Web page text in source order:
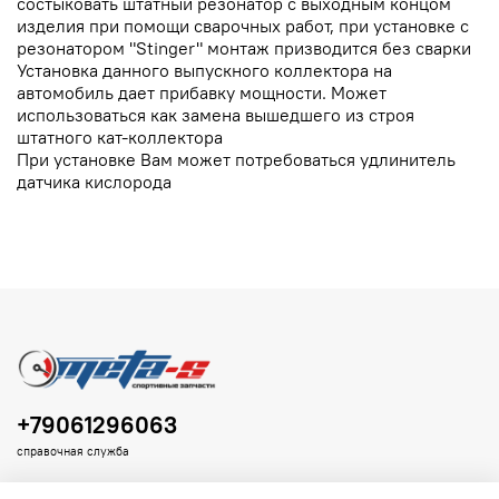
изделия при помощи сварочных работ, при установке с
резонатором "Stinger" монтаж призводится без сварки
Установка данного выпускного коллектора на
автомобиль дает прибавку мощности. Может
использоваться как замена вышедшего из строя
штатного кат-коллектора
При установке Вам может потребоваться удлинитель
датчика кислорода
+79061296063
справочная служба